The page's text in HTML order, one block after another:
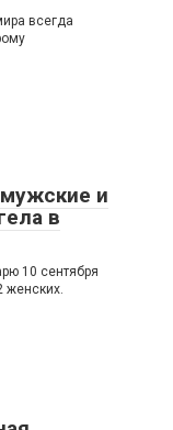
всегда
и
в
10 сентября
женских.